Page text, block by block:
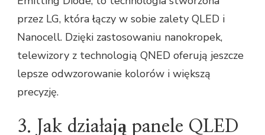
przez LG, która łączy w sobie zalety QLED i
Nanocell. Dzięki zastosowaniu nanokropek,
telewizory z technologią QNED oferują jeszcze
lepsze odwzorowanie kolorów i większą
precyzję.
3. Jak działają panele QLED